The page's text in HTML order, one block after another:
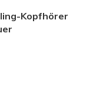
Kopfhörer